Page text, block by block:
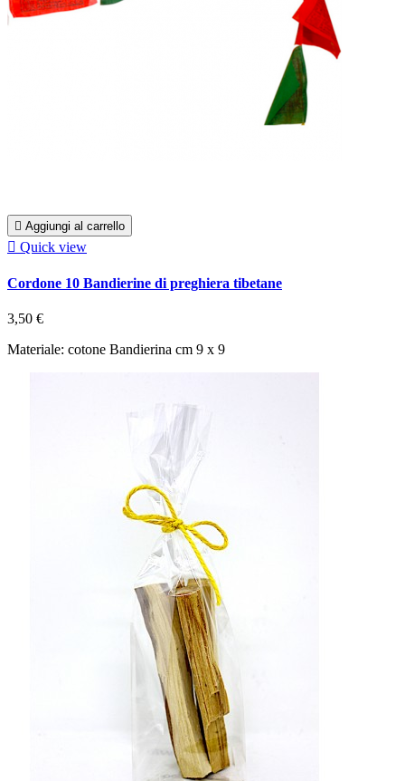
 Aggiungi al carrello
 Quick view
Cordone 10 Bandierine di preghiera tibetane
3,50 €
Materiale: cotone Bandierina cm 9 x 9